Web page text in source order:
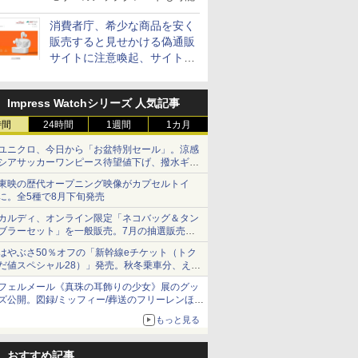
消費者庁、希少な商品を安く
販売すると見せかける偽通販
サイトに注意喚起、サイト名
Impress Watchシリーズ 人気記事
24時間 1週間 1カ月
ニクロ、今日から「お盆特別セール」。涼感
アサッカーワンピース待望値下げ、撥水ギア
ョーツは1990円に
映の歴代オープニング映像がカプセルトイ
。全5種で8月下旬発売
ルディ、オンライン限定「ネコバッグ＆タン
ラーセット」を一般販売。7月の抽選販売の
選無効分
やぶさ50％オフの「新幹線eチケット（トク
値スペシャル28）」発売。秋冬乗車分、えき
っと限定
ェルメール《真珠の耳飾りの少女》展のグッ
公開。図録/ミッフィー/葬送のフリーレンほ
もっと見る